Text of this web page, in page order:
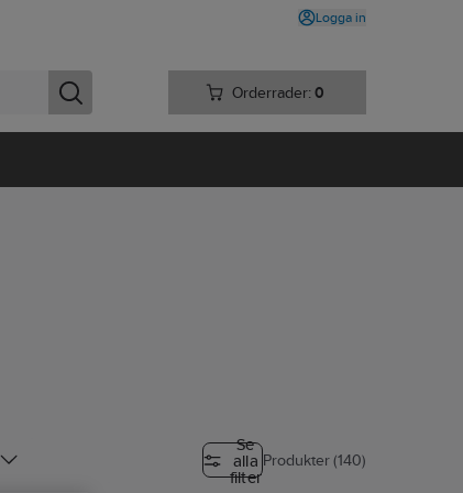
Logga in
Orderrader: 0
Se
alla
filter
Produkter (140)